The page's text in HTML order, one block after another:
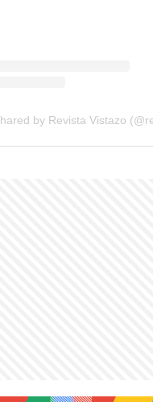
by Revista Vistazo